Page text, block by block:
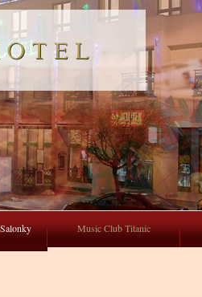
Salonky Music Club Titanic